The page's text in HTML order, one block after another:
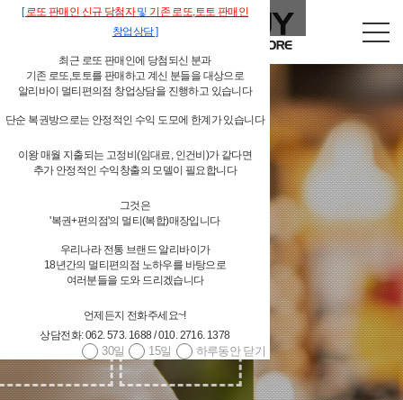
독립형 개인 편의점
[로또 판매인 신규 당첨자및 기존 로또,토토 판매인
창업상담]
최근 로또 판매인에 당첨되신 분과
기존 로또,토토를 판매하고 계신 분들을 대상으로
알리바이 멀티편의점 창업상담을 진행하고 있습니다
단순 복권방으로는 안정적인 수익 도모에 한계가 있습니다
이왕 매월 지출되는 고정비(임대료, 인건비)가 같다면
추가 안정적인 수익창출의 모델이 필요합니다
그것은
'복권+편의점'의 멀티(복합)매장입니다
우리나라 전통 브랜드 알리바이가
18년간의 멀티편의점 노하우를 바탕으로
여러분들을 도와 드리겠습니다
언제든지 전화주세요~!
상담전화: 062. 573. 1688 / 010. 2716. 1378
하루동안 닫기
15일
30일